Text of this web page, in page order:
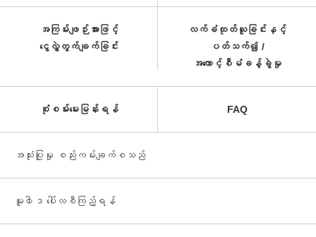
အကြမ်းဖျဉ်းအားဖြင့်
ငွေလွှဲတွက်ချက်ခြင်း
လက်ခံထုတ်ယူခြင်းနှင့်
ပတ်သက်၍ /
အကောင့်စီမံခန့်ခွဲမှု
စုံစမ်းမေးမြန်းရန် FAQ
အသုံးပြုမှု စည်းကမ်းချက်စသည်
မူ၀ါဒ ပေါ်လစီကြည့်ရန်